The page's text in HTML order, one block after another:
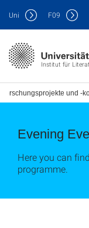
Institut für
Uni F09
Forschungsprojekte und -
Evening
Here you can
programme.